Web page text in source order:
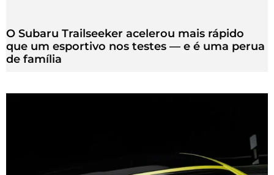
O Subaru Trailseeker acelerou mais rápido
que um esportivo nos testes — e é uma perua
de família